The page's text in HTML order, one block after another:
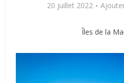
20 juillet 2022
Îles de la